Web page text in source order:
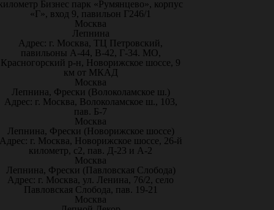
Бизнес парк «Румянцево», корпус
«Г», вход 9, павильон Г246/1
Москва
Лепнина
Адрес: г. Москва, ТЦ Петровский,
павильоны А-44, В-42, Г-34. МО,
Красногорский р-н, Новорижское шоссе, 9
км от МКАД
Москва
Лепнина, Фрески (Волоколамское ш.)
Адрес: г. Москва, Волоколамское ш., 103,
пав. Б-7
Москва
Лепнина, Фрески (Новорижское шоссе)
г. Москва, Новорижское шоссе, 26-й
километр, с2, пав. Д-23 и А-2
Москва
Лепнина, Фрески (Павловская Слобода)
Адрес: г. Москва, ул. Ленина, 76/2, село
Павловская Слобода, пав. 19-21
Москва